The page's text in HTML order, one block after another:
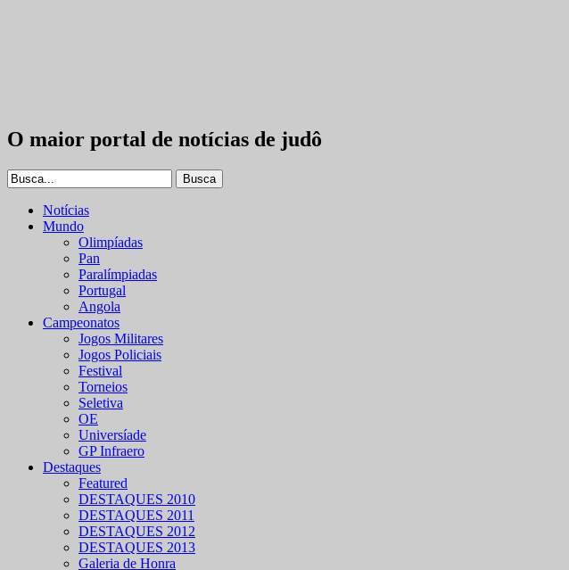
O maior portal de notícias de judô
Notícias
Mundo
Olimpíadas
Pan
Paralímpiadas
Portugal
Angola
Campeonatos
Jogos Militares
Jogos Policiais
Festival
Torneios
Seletiva
OE
Universíade
GP Infraero
Destaques
Featured
DESTAQUES 2010
DESTAQUES 2011
DESTAQUES 2012
DESTAQUES 2013
Galeria de Honra